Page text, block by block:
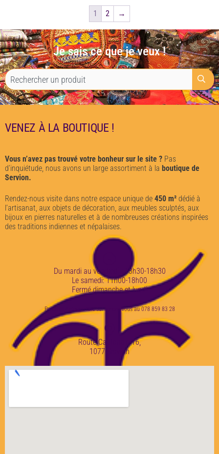
1 2 →
Je sais ce que je veux !
VENEZ À LA BOUTIQUE !
Vous n’avez pas trouvé votre bonheur sur le site ? Pas
d’inquiétude, nous avons un large assortiment à la boutique de
Servion.
Rendez-nous visite dans notre espace unique de 450 m² dédié à
l’artisanat, aux objets de décoration, aux meubles sculptés, aux
bijoux en pierres naturelles et à de nombreuses créations inspirées
des traditions indiennes et népalaises.
Du mardi au vendredi : 13h30-18h30
Le samedi: 11h00-18h00
Fermé dimanche et lundi
Possibilité d'ouverture sur rendez-vous au 078 859 83 28
Route Cantonale 16,
1077 Servion